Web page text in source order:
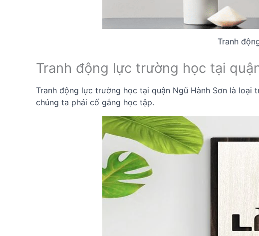
Tranh
Tranh động lực trường học tại
Tranh động lực trường học tại quận Ngũ Hành Sơn là
chúng ta phải cố gắng học tập.